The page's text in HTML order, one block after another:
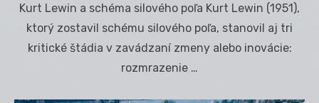
Kurt Lewin a schéma silového poľa Kurt Lewin (1951),
ktorý zostavil schému silového poľa, stanovil aj tri
kritické štádia v zavádzaní zmeny alebo inovácie:
rozmrazenie …